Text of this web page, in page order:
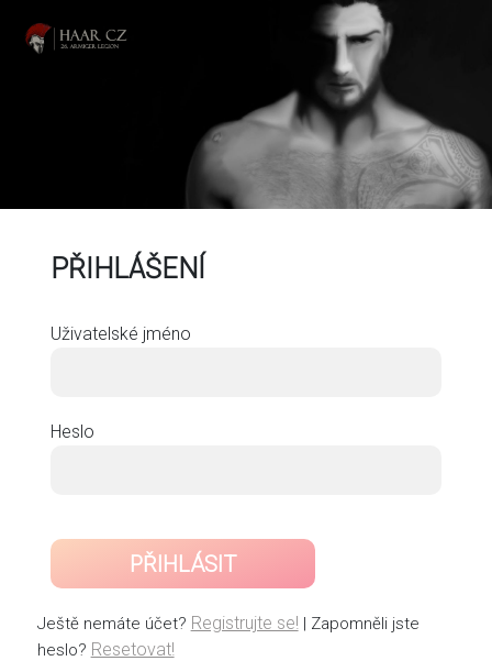
PŘIHLÁŠENÍ
Uživatelské jméno
Heslo
PŘIHLÁSIT
Ještě nemáte účet? Registrujte se!| Zapomněli jste
heslo? Resetovat!